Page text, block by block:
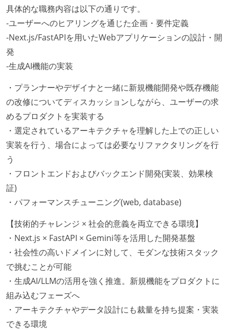
具体的な職務内容は以下の通りです。
-ユーザーへのヒアリングを通じた企画・要件定義
-Next.js/FastAPIを用いたWebアプリケーションの設計・開
発
-生成AI機能の実装
・プランナーやデザイナと一緒に新規機能開発や既存機能
の改修についてディスカッションしながら、ユーザーの求
めるプロダクトを実装する
・選定されているアーキテクチャを理解した上での正しい
実装を行う、場合によっては必要なリファクタリングを行
う
・フロントエンドおよびバックエンド開発(実装、効果検
証)
・パフォーマンスチューニング(web, database)
【技術的チャレンジ × 社会的意義を両立できる環境】
・Next.js × FastAPI × Gemini等を活用した開発基盤
・社会性の高いドメインに対して、モダンな技術スタック
で挑むことが可能
・生成AI/LLMの活用を強く推進。新規機能をプロダクトに
組み込むフェーズへ
・アーキテクチャやデータ設計にも裁量を持ち提案・実装
できる環境